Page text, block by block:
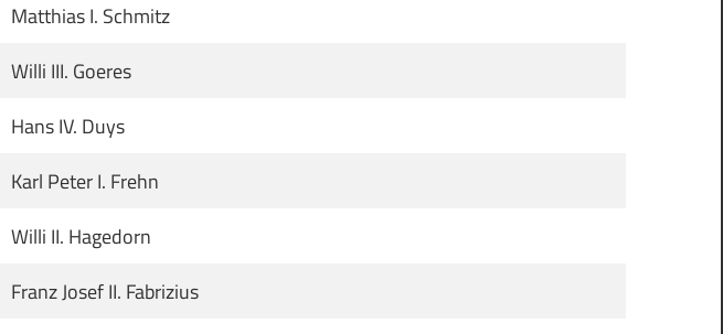
Matthias I. Schmitz
Willi III. Goeres
Hans IV. Duys
Karl Peter I. Frehn
Willi II. Hagedorn
Franz Josef II. Fabrizius